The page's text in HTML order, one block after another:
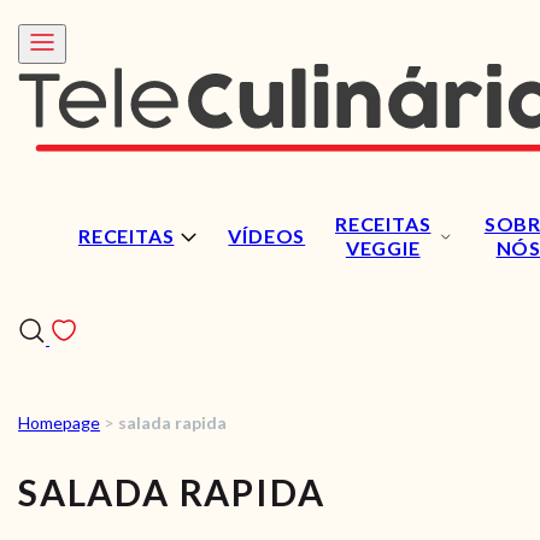
RECEITAS VÍDEOS
RECEITAS
VEGGIE
NÓS
VÍDEOS
Homepage > salada rapida
SALADA RAPIDA